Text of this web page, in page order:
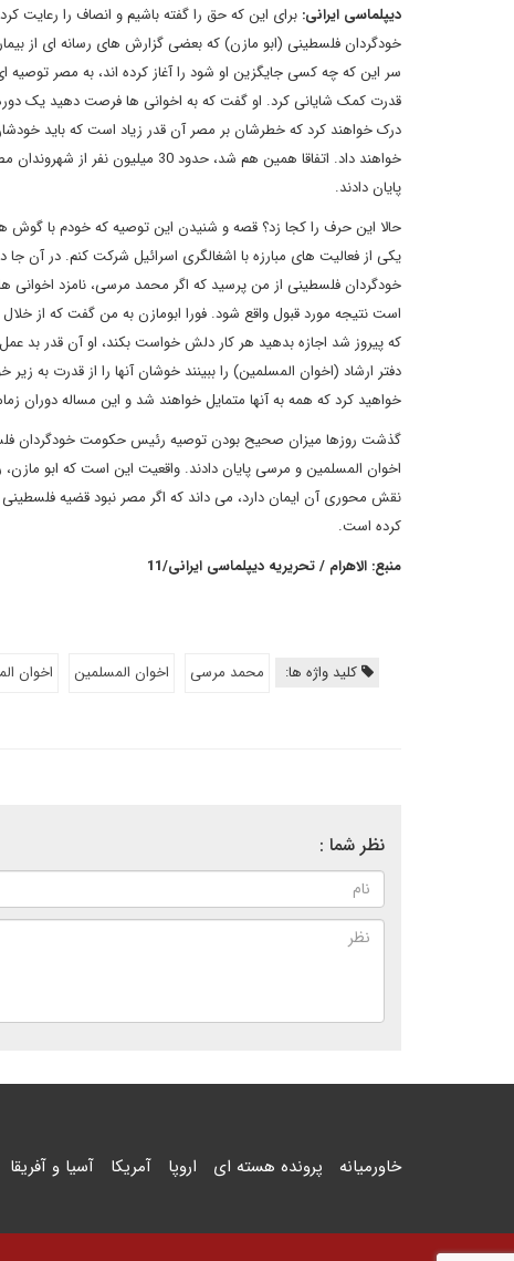
دیپلماسی ایرانی: برای این که حق را گفته باشیم و انصاف را
خودگردان فلسطینی (ابو مازن) که بعضی گزارش های رسانه ای از
سر این که چه کسی جایگزین او شود را آغاز کرده اند، به مصر توصیه
قدرت کمک شایانی کرد. او گفت که به اخوانی ها فرصت دهید یک
درک خواهند کرد که خطرشان بر مصر آن قدر زیاد است که باید
پایان دادند.
یکی از فعالیت های مبارزه با اشغالگری اسرائیل شرکت کنم. در آن
خودگردان فلسطینی از من پرسید که اگر محمد مرسی، نامزد اخوانی
است نتیجه مورد قبول واقع شود. فورا ابومازن به من گفت که از
که پیروز شد اجازه بدهید هر کار دلش خواست بکند، او آن قدر بد
دفتر ارشاد (اخوان المسلمین) را ببینند خوشان آنها را از قدرت به
خواهید کرد که همه به آنها متمایل خواهند شد و این مساله دوران
گذشت روزها میزان صحیح بودن توصیه رئیس حکومت خودگردان
اخوان المسلمین و مرسی پایان دادند. واقعیت این است که ابو
نقش محوری آن ایمان دارد، می داند که اگر مصر نبود قضیه
کرده است.
منبع: الاهرام / تحریریه دیپلماسی ایرانی/11
کلید واژه ها: محمد مرسی اخوان المسلمین اخوان
نظر شما :
خاورمیانه پرونده هسته ای اروپا آمریکا آسیا و آفریقا